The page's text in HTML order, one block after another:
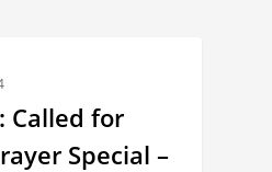
Called for
Special –